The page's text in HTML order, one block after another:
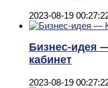
2023-08-19
Бизнес-идея
кабинет
2023-08-19